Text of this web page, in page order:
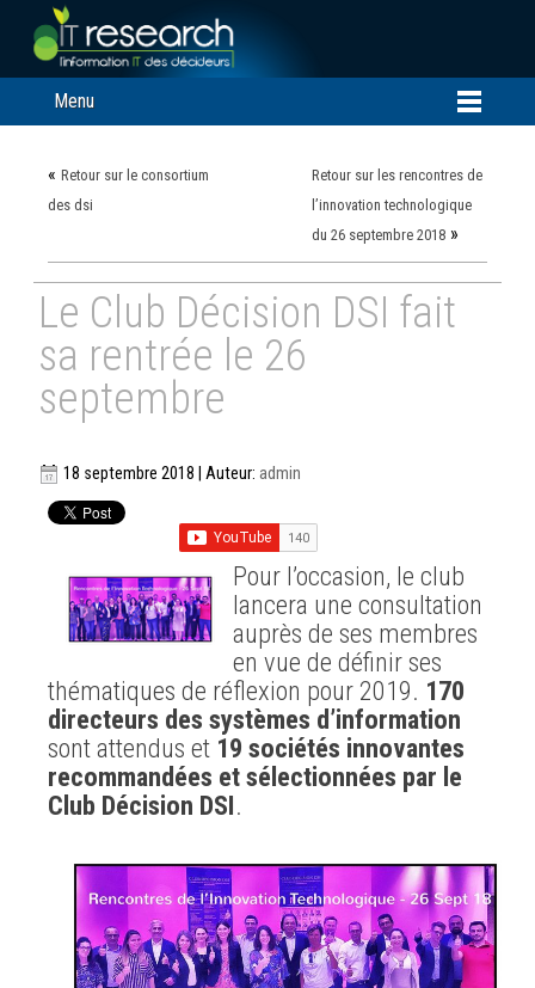
Menu
« Retour sur le consortium
des dsi
Retour sur les rencontres de
l’innovation technologique
du 26 septembre 2018»
Le Club Décision DSI fait
sa rentrée le 26
septembre
18 septembre 2018 | Auteur:admin
Pour l’occasion, le club
lancera une consultation
auprès de ses membres
en vue de définir ses
thématiques de réflexion pour 2019. 170
directeurs des systèmes d’information
sont attendus et 19 sociétés innovantes
recommandées et sélectionnées par le
Club Décision DSI.